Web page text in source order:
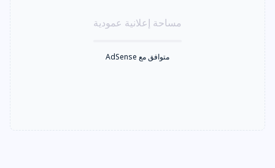
مساحة إعلانية عمودية
متوافق مع AdSense